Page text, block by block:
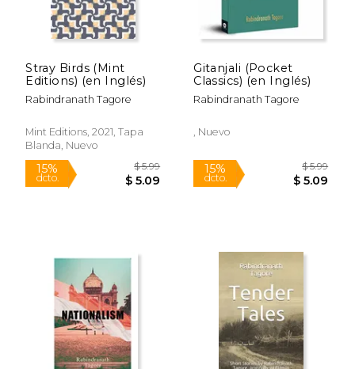
12%
dcto.
15%
dcto.
Stray Birds (Mint
Editions) (en Inglés)
Rabindranath Tagore
Mint Editions, 2021, Tapa
Blanda, Nuevo
Gitanjali (Pocket
Classics) (en Inglés)
Rabindranath Tagore
, Nuevo